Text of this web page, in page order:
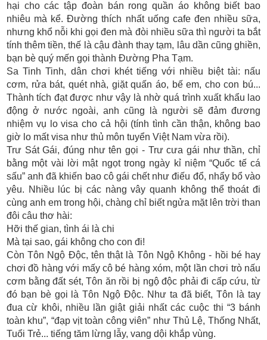
hại cho các tập đoàn bán rong quần áo không biết bao
nhiêu mà kể. Đường thích nhất uống cafe đen nhiều sữa,
nhưng khổ nỗi khi gọi đen mà đòi nhiều sữa thì người ta bắt
tính thêm tiền, thế là cậu đành thay tạm, lâu dần cũng ghiền,
bạn bè quý mến gọi thành Đường Pha Tạm.
Sa Tinh Tinh, dân chơi khét tiếng với nhiều biệt tài: nấu
cơm, rửa bát, quét nhà, giặt quấn áo, bế em, cho con bú...
Thành tích đạt được như vậy là nhờ quá trình xuất khẩu lao
động ở nước ngoài, anh cũng là người sẽ đảm đương
nhiệm vụ lo visa cho cả hội (tính tình cần thận, không bao
giờ lo mất visa như thủ môn tuyển Việt Nam vừa rồi).
Trư Sát Gái, đúng như tên gọi - Trư cưa gái như thần, chỉ
bằng một vài lời mật ngọt trong ngày kỉ niệm “Quốc tế cá
sấu” anh đã khiến bao cô gái chết như điếu đổ, nhẩy bổ vào
yêu. Nhiều lúc bị các nàng vây quanh không thể thoát đi
cùng anh em trong hội, chàng chỉ biết ngửa mặt lên trời than
đôi câu thơ hài:
Hỡi thế gian, tình ái là chi
Mà tại sao, gái không cho con đi!
Còn Tôn Ngộ Độc, tên thật là Tôn Ngộ Không - hồi bé hay
chơi đồ hàng với mấy cô bé hàng xóm, một lần chơi trò nấu
cơm bằng đất sét, Tôn ăn rồi bị ngộ độc phải đi cấp cứu, từ
đó bạn bè gọi là Tôn Ngộ Độc. Như ta đã biết, Tôn là tay
đua cừ khôi, nhiều lần giật giải nhất các cuộc thi “3 bánh
toàn khu”, “đạp vịt toàn công viên” như Thủ Lệ, Thống Nhất,
Tuổi Trẻ... tiếng tăm lừng lẫy, vang dội khắp vùng.